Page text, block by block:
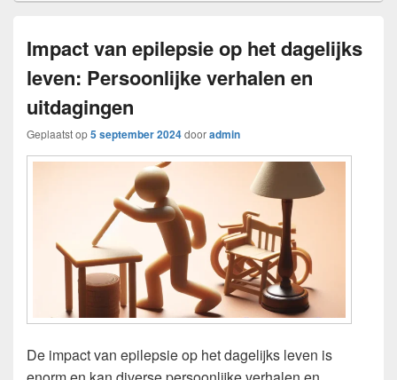
Impact van epilepsie op het dagelijks
leven: Persoonlijke verhalen en
uitdagingen
Geplaatst op5 september 2024dooradmin
De impact van epilepsie op het dagelijks leven is